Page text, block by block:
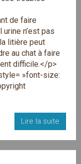
de faire
n’est pas
litière peut
au chat à faire
difficile.</p>
»font-size:
Lire la suite